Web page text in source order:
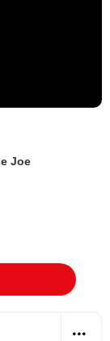
Joe